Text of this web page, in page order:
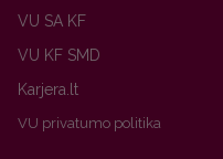
VU SA KF
VU KF SMD
Karjera.lt
VU privatumo politika